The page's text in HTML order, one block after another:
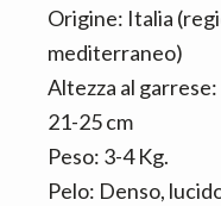
Origine: Italia
mediterraneo)
Altezza al
21-25 cm
Peso: 3-4 Kg.
Pelo: Denso,